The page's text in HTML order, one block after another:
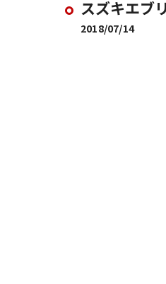
スズキエブ
2018/07/14